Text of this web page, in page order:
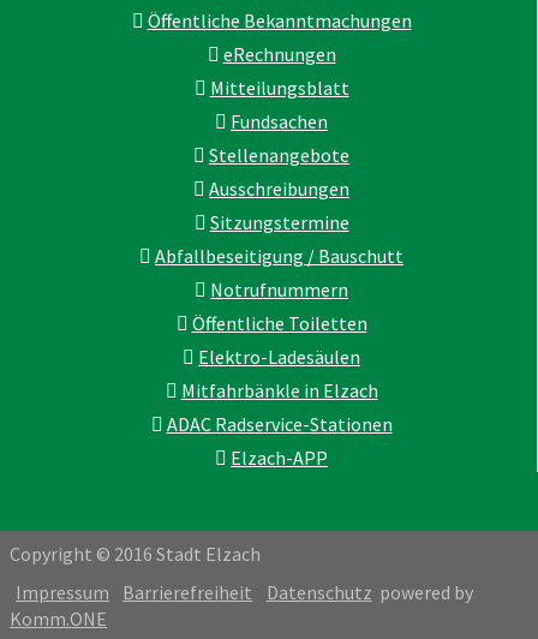
Öffentliche Bekanntmachungen
eRechnungen
Mitteilungsblatt
Fundsachen
Stellenangebote
Ausschreibungen
Sitzungstermine
Abfallbeseitigung / Bauschutt
Notrufnummern
Öffentliche Toiletten
Elektro-Ladesäulen
Mitfahrbänkle in Elzach
ADAC Radservice-Stationen
Elzach-APP
Copyright © 2016 Stadt Elzach
Impressum
Barrierefreiheit Datenschutz powered by
Komm.ONE